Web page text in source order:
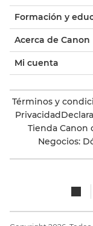
Formación y
Acerca de Canon
Mi cuenta
Términos y
Privacidad
Tienda Canon
Negocios: